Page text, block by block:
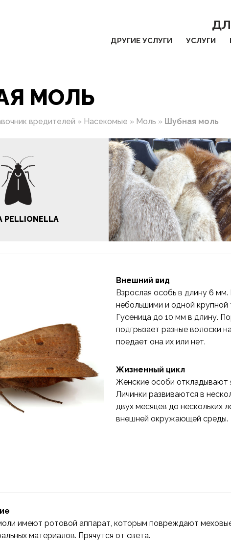
ДРУГИЕ УСЛУГИ УСЛУГИ
МОЛЬ
вредителей » Насекомые » Моль » Шубная моль
PELLIONELLA
Внешний вид
Взрослая особь в длину 6
небольшими и одной крупной
Гусеница до 10 мм в длину.
подгрызает разные волоски
поедает она их или нет.
Жизненный цикл
Женские особи откладывают
Личинки развиваются в
двух месяцев до нескольких
внешней окружающей среды.
имеют ротовой аппарат, которым повреждают
материалов. Прячутся от света.